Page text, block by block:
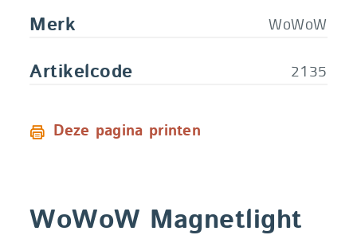
Merk WoWoW
Artikelcode 2135
Deze pagina printen
WoWoW Magnetlight